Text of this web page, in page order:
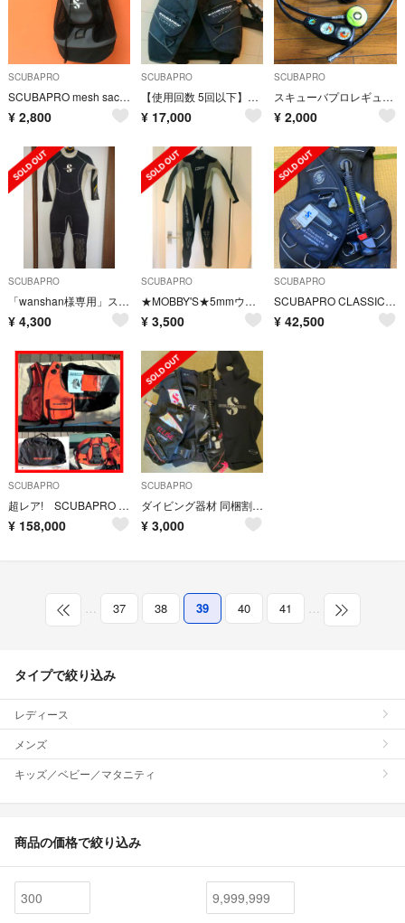
SCUBAPRO
SCUBAPRO mesh sack スキューバプロ
¥ 2,800
SCUBAPRO
【使用回数 5回以下】SCUBAPRO CLASSIC BCD AIR2
¥ 17,000
SCUBAPRO
スキューバプロレギュレータ
¥ 2,000
SCUBAPRO
「wanshan様専用」スキューバプロ ウエットスーツ
¥ 4,300
SCUBAPRO
★MOBBY'S★5mmウェットスーツ/レディース
¥ 3,500
SCUBAPRO
SCUBAPRO CLASSIC ADVENTURE 2
¥ 42,500
SCUBAPRO
超レア! SCUBAPRO スキューバプロ スタビ ディラー品 ラストプライス！
¥ 158,000
SCUBAPRO
ダイビング器材 同梱割引に応じます scuba pro BCD レディースXS
¥ 3,000
… 37 38 39 40 41 …
タイプで絞り込み
レディース
メンズ
キッズ／ベビー／マタニティ
商品の価格で絞り込み